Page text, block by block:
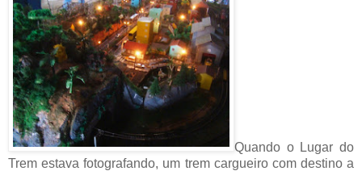
Quando o Lugar do
Trem estava fotografando, um trem cargueiro com destino a